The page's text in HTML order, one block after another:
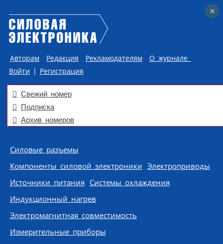
Авторам Редакция Рекламодателям
О журнале
Войти | Регистрация
Свежий номер
Подписка
Архив номеров
Skip to content
Силовые разъемы
Компоненты силовой электроники Электроприводы
Источники питания Системы охлаждения
Индукционный нагрев
Электромагнитная совместимость
Измерительные приборы
×
×